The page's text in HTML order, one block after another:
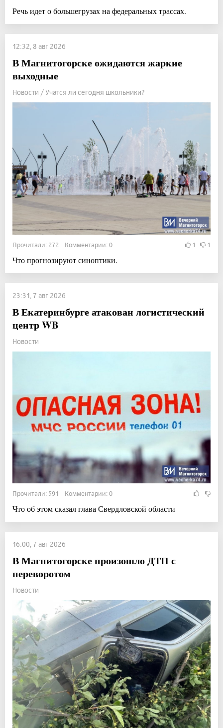
Речь идет о большегрузах на федеральных трассах.
12:32, 8 авг 2026
В Магнитогорске ожидаются жаркие
выходные
Новости / Учатся ли сегодня школьники?
Прочитали: 272 Комментарии: 0 1 1
Что прогнозируют синоптики.
23:31, 7 авг 2026
В Екатеринбурге атакован логистический
центр WB
Новости
Прочитали: 591 Комментарии: 0
Что об этом сказал глава Свердловской области
16:00, 7 авг 2026
В Магнитогорске произошло ДТП с
переворотом
Новости